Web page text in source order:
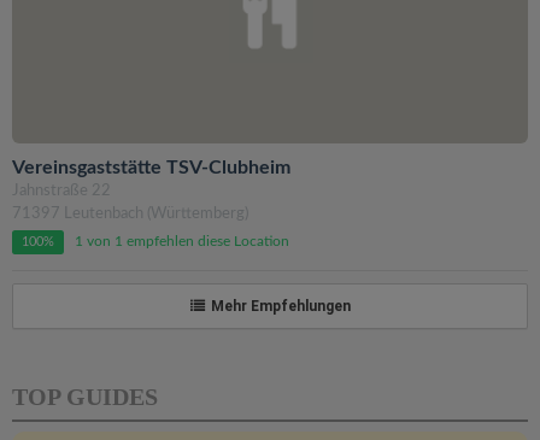
Vereinsgaststätte TSV-Clubheim
Jahnstraße 22
71397 Leutenbach (Württemberg)
100% 1 von 1 empfehlen diese Location
Mehr Empfehlungen
TOP GUIDES